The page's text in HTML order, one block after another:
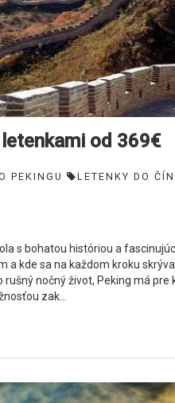
od 369€
PEKINGU LETENKY DO
s bohatou históriou a
kde sa na každom kroku
nočný život, Peking má pre
zak...